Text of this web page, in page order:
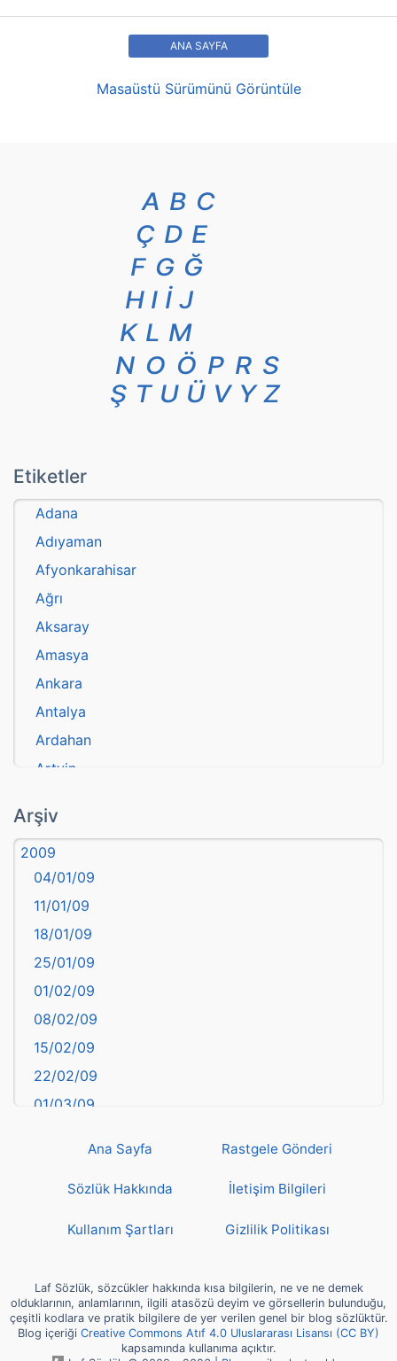
ANA SAYFA
Masaüstü Sürümünü Görüntüle
A B C
Ç D E
F G Ğ
H I İ J
K L M
N O Ö P R S
Ş T U Ü V Y Z
Etiketler
Adana
Adıyaman
Afyonkarahisar
Ağrı
Aksaray
Amasya
Ankara
Antalya
Ardahan
Artvin
Aydın
Balıkesir
Bartın
başkentler
Batman
Bayburt
Bilecik
Bingöl
Bitlis
Bolu
Burdur
Çankırı
Çorum
deyim
Diyarbakır
Dünya Haritasında Türkiye
Arşiv
2009
04/01/09
11/01/09
18/01/09
25/01/09
01/02/09
08/02/09
15/02/09
22/02/09
01/03/09
22/03/09
19/04/09
26/04/09
Ana Sayfa Rastgele Gönderi
Sözlük Hakkında İletişim Bilgileri
Kullanım Şartları Gizlilik Politikası
Laf Sözlük, sözcükler hakkında kısa bilgilerin, ne ve ne demek
olduklarının, anlamlarının, ilgili atasözü deyim ve görsellerin bulunduğu,
çeşitli kodlara ve pratik bilgilere de yer verilen genel bir blog sözlüktür.
Blog içeriği Creative Commons Atıf 4.0 Uluslararası Lisansı (CC BY)
kapsamında kullanıma açıktır.